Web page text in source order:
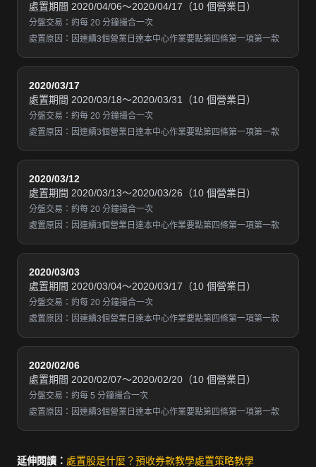
處置期間 2020/04/06～2020/04/17（10 個營業日）
分盤交易：約每 20 分鐘撮合一次
處置原因：因連續3個營業日達本中心作業要點第四條第一項第一款
2020/03/17
處置期間 2020/03/18～2020/03/31（10 個營業日）
分盤交易：約每 20 分鐘撮合一次
處置原因：因連續3個營業日達本中心作業要點第四條第一項第一款
2020/03/12
處置期間 2020/03/13～2020/03/26（10 個營業日）
分盤交易：約每 20 分鐘撮合一次
處置原因：因連續3個營業日達本中心作業要點第四條第一項第一款
2020/03/03
處置期間 2020/03/04～2020/03/17（10 個營業日）
分盤交易：約每 20 分鐘撮合一次
處置原因：因連續3個營業日達本中心作業要點第四條第一項第一款
2020/02/06
處置期間 2020/02/07～2020/02/20（10 個營業日）
分盤交易：約每 5 分鐘撮合一次
處置原因：因連續3個營業日達本中心作業要點第四條第一項第一款
延伸閱讀： 處置股是什麼？預收券款教學處置策略教學